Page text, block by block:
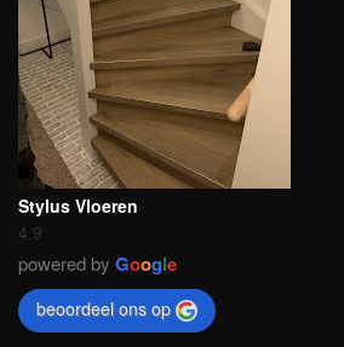
Stylus Vloeren
4.9
powered by Google
beoordeel ons op